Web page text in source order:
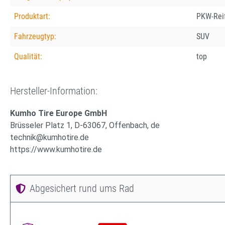
Produktart: PKW-
Fahrzeugtyp: SUV
Qualität: top
Hersteller-Information:
Kumho Tire Europe GmbH
Brüsseler Platz 1, D-63067, Offenbach, de
technik@kumhotire.de
https://www.kumhotire.de
Abgesichert rund ums Rad